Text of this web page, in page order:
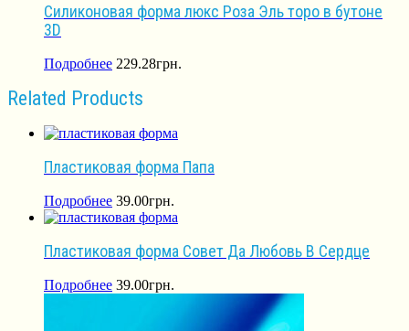
Силиконовая форма люкс Роза Эль торо в бутоне
3D
Подробнее 229.28грн.
Related Products
Пластиковая форма Папа
Подробнее 39.00грн.
Пластиковая форма Совет Да Любовь В Сердце
Подробнее 39.00грн.